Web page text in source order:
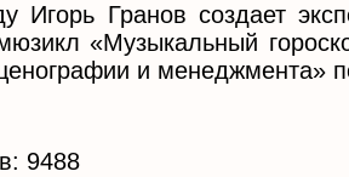
Игорь Гранов создает
мюзикл «Музыкальный
и менеджмента»
9488